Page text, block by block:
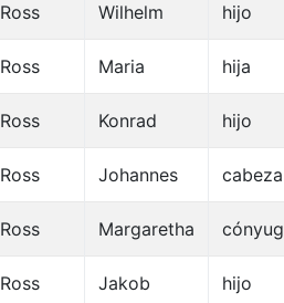
Ross Wilhelm hijo
Ross Maria hija
Ross Konrad hijo
Ross Johannes cabeza
Ross Margaretha
Ross Jakob hijo